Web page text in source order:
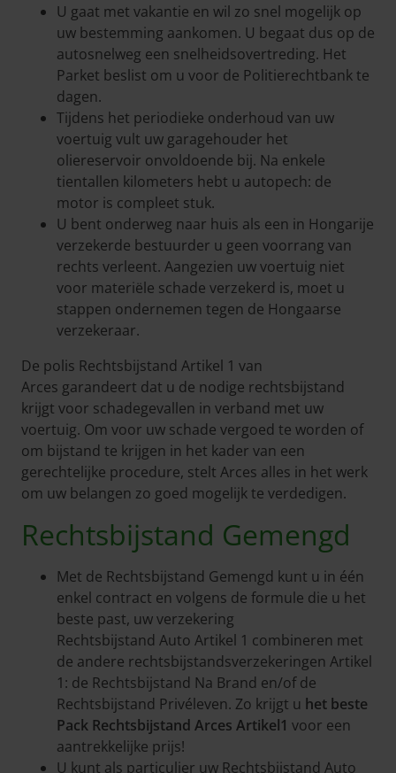
U gaat met vakantie en wil zo snel mogelijk op
uw bestemming aankomen. U begaat dus op de
autosnelweg een snelheidsovertreding. Het
Parket beslist om u voor de Politierechtbank te
dagen.
Tijdens het periodieke onderhoud van uw
voertuig vult uw garagehouder het
oliereservoir onvoldoende bij. Na enkele
tientallen kilometers hebt u autopech: de
motor is compleet stuk.
U bent onderweg naar huis als een in Hongarije
verzekerde bestuurder u geen voorrang van
rechts verleent. Aangezien uw voertuig niet
voor materiële schade verzekerd is, moet u
stappen ondernemen tegen de Hongaarse
verzekeraar.
De polis Rechtsbijstand Artikel 1 van
Arces garandeert dat u de nodige rechtsbijstand
krijgt voor schadegevallen in verband met uw
voertuig. Om voor uw schade vergoed te worden of
om bijstand te krijgen in het kader van een
gerechtelijke procedure, stelt Arces alles in het werk
om uw belangen zo goed mogelijk te verdedigen.
Rechtsbijstand Gemengd
Met de Rechtsbijstand Gemengd kunt u in één
enkel contract en volgens de formule die u het
beste past, uw verzekering
Rechtsbijstand Auto Artikel 1 combineren met
de andere rechtsbijstandsverzekeringen Artikel
1: de Rechtsbijstand Na Brand en/of de
Rechtsbijstand Privéleven. Zo krijgt u het beste
Pack Rechtsbijstand Arces Artikel1 voor een
aantrekkelijke prijs!
U kunt als particulier uw Rechtsbijstand Auto